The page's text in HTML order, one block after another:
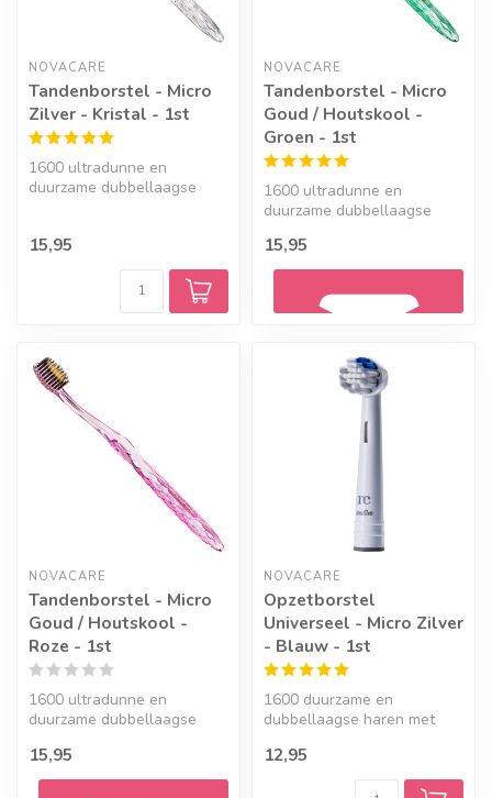
NOVACARE
Tandenborstel - Micro
Zilver - Kristal - 1st
1600 ultradunne en
duurzame dubbellaagse
15,95
NOVACARE
Tandenborstel - Micro
Goud / Houtskool -
Groen - 1st
1600 ultradunne en
duurzame dubbellaagse
zijn afgerond...
15,95
Geef een seintje
NOVACARE
Tandenborstel - Micro
Goud / Houtskool -
Roze - 1st
1600 ultradunne en
duurzame dubbellaagse
zijn afgerond...
15,95
NOVACARE
Opzetborstel
Universeel - Micro Zilver
- Blauw - 1st
1600 duurzame en
dubbellaagse haren met
12,95